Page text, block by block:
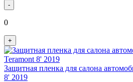
-
0
+
Защитная пленка для салона
8' 2019